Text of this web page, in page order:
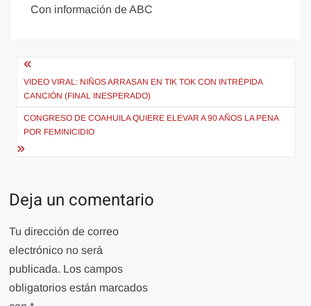
Con información de ABC
Navegación
de
entradas
VIDEO VIRAL: NIÑOS ARRASAN EN TIK TOK CON INTRÉPIDA
CANCIÓN (FINAL INESPERADO)
CONGRESO DE COAHUILA QUIERE ELEVAR A 90 AÑOS LA PENA
POR FEMINICIDIO
Deja un comentario
Tu dirección de correo
electrónico no será
publicada. Los campos
obligatorios están marcados